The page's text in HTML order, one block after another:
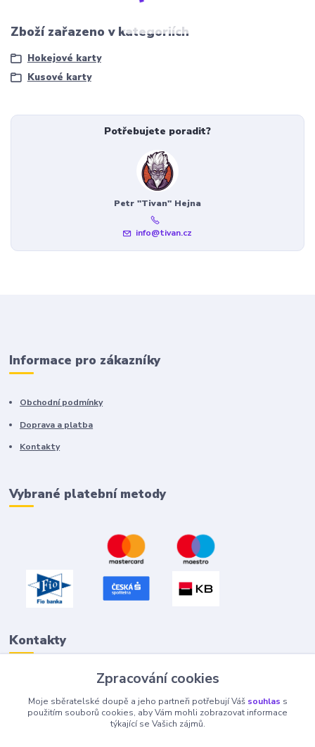
Zboží zařazeno v kategoriích
Hokejové karty
Kusové karty
Potřebujete poradit?
Petr "Tivan" Hejna
info@tivan.cz
Informace pro zákazníky
Obchodní podmínky
Doprava a platba
Kontakty
Vybrané platební metody
Kontakty
info@tivan.cz
Zpracování cookies
Moje sběratelské doupě a jeho partneři potřebují Váš souhlas s
použitím souborů cookies, aby Vám mohli zobrazovat informace
týkající se Vašich zájmů.